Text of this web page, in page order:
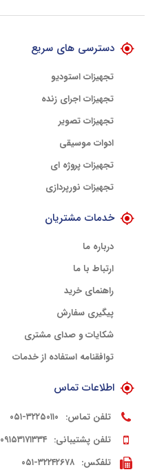
دسترسی های سریع
تجهیزات استودیو
تجهیزات اجرای زنده
تجهیزات تصویر
ادوات موسیقی
تجهیزات پروژه ای
تجهیزات نورپردازی
خدمات مشتریان
درباره ما
ارتباط با ما
راهنمای خرید
پیگیری سفارش
شکایات و صدای مشتری
توافقنامه استفاده از خدمات
اطلاعات تماس
تلفن تماس: ۳۲۲۵۰۱۱۰-۰۵۱
تلفن پشتیبانی: ۰۹۱۵۳۱۷۱۳۳۴ (پاسخگویی ۹ صبح الی ۱۰ شب )
تلفکس: ۳۲۲۴۲۶۷۸-۰۵۱